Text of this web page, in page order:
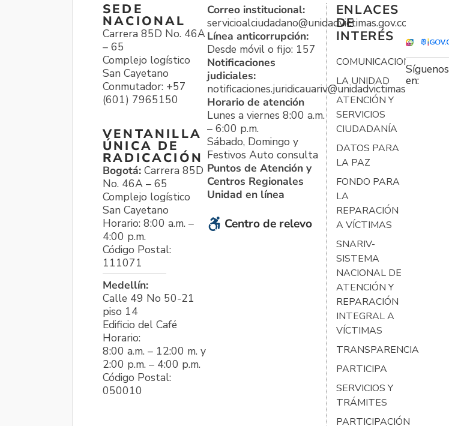
SEDE
NACIONAL
Carrera 85D No. 46A
– 65
Complejo logístico
San Cayetano
Conmutador: +57
(601) 7965150
VENTANILLA
ÚNICA DE
RADICACIÓN
Bogotá: Carrera 85D
No. 46A – 65
Complejo logístico
San Cayetano
Horario: 8:00 a.m. –
4:00 p.m.
Código Postal:
111071
Medellín:
Calle 49 No 50-21
piso 14
Edificio del Café
Horario:
8:00 a.m. – 12:00 m. y
2:00 p.m. – 4:00 p.m.
Código Postal:
050010
Correo institucional:
servicioalciudadano@unidadvictimas.gov.co
Línea anticorrupción:
Desde móvil o fijo: 157
Notificaciones
judiciales:
notificaciones.juridicauariv@unidadvictimas.gov.co
Horario de atención
Lunes a viernes 8:00 a.m.
– 6:00 p.m.
Sábado, Domingo y
Festivos Auto consulta
Puntos de Atención y
Centros Regionales
Unidad en línea
Centro de relevo
ENLACES
DE
INTERÉS
COMUNICACIONES
LA UNIDAD
ATENCIÓN Y
SERVICIOS
CIUDADANÍA
DATOS PARA
LA PAZ
FONDO PARA
LA
REPARACIÓN
A VÍCTIMAS
SNARIV-
SISTEMA
NACIONAL DE
ATENCIÓN Y
REPARACIÓN
INTEGRAL A
VÍCTIMAS
TRANSPARENCIA
PARTICIPA
SERVICIOS Y
TRÁMITES
PARTICIPACIÓN
Síguenos
en: